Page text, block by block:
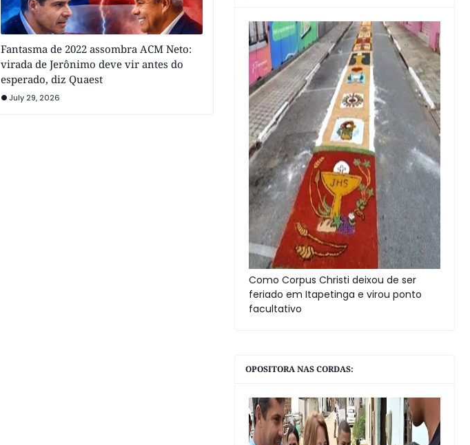
Fantasma de 2022 assombra ACM Neto:
virada de Jerônimo deve vir antes do
esperado, diz Quaest
July 29, 2026
Como Corpus Christi deixou de ser
feriado em Itapetinga e virou ponto
facultativo
OPOSITORA NAS CORDAS: